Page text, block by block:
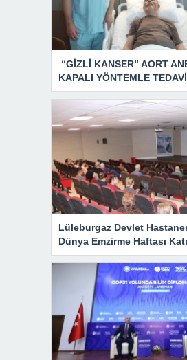
“GİZLİ KANSER” AORT
KAPALI YÖNTEMLE
Lüleburgaz Devlet
Dünya Emzirme Haftası